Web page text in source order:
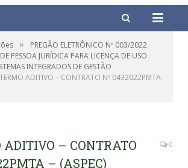
»
PREGÃO ELETRÔNICO Nº 003/2022
PESSOA JURÍDICA PARA LICENÇA DE USO
INTEGRADOS DE GESTÃO
ADITIVO – CONTRATO Nº 0432022PMTA
ADITIVO – CONTRATO
– (ASPEC)
0